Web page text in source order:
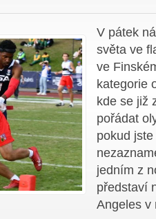
V pátek
světa ve
ve
kategorie
kde se již
pořádat
pokud
jedním z
představí
Angeles v